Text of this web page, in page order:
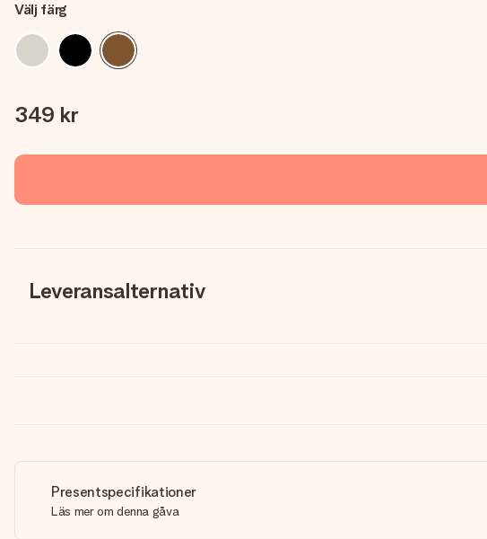
Välj färg
349 kr
Leveransalternativ
Presentspecifikationer
Läs mer om denna gåva